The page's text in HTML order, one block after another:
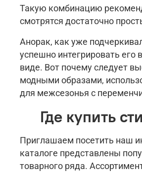
Такую комбинацию
смотрятся достаточно
Анорак, как уже
успешно интегрировать
виде. Вот почему следует
модными образами,
для межсезонья с
Где купить
Приглашаем посетить наш
каталоге представлены
товарного ряда.